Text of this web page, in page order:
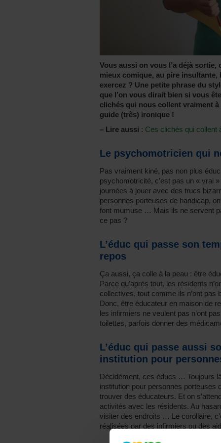
Vous aussi on vous l’a déjà
mieux comique, au pire
exercez ? Une petite phrase du
que l’on vous dirait bien si vous
clichés qui nous collent vraiment
guide (très) ironique !
– Lire aussi : Ces clichés qui collent
Le psychomotricien qui
Pas vraiment kiné, pas non plus
psychomotricité, c’est pas un « vrai
journées à jouer avec des trucs
personnes porteuses de handicap,
font mumuse … Mais ils ne servent
ce pas ?
L’éduc qui passe son
repos
Ça aussi, ça colle à la peau : être
Parce qu’après tout, les résidents
collectives, tout comme ils n’ont pas
Donc, être éducateur en maison de
les infirmiers ne veulent pas n’ont
toilettes, parfois donner des
L’éduc qui passe aussi
institution pour
Décidément, ces éducs … Toujours
institution pour personnes porteuses
trouver des éducateurs. Et on
activités avec les résidents. Au
visiter des endroits … Le corollaire,
réalisées par des infirmiers ou des